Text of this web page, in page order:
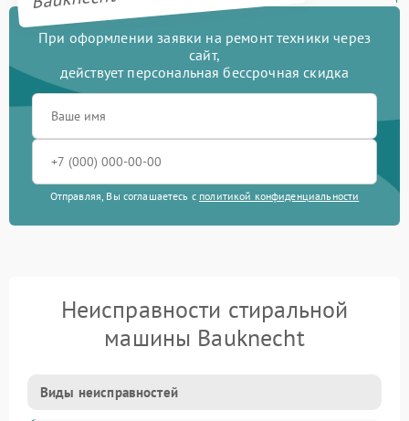
При оформлении заявки на ремонт техники через
сайт,
действует персональная бессрочная скидка
Отправляя, Вы соглашаетесь с политикой конфиденциальности
Неисправности стиральной
машины Bauknecht
Виды неисправностей